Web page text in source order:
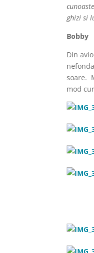
ghizi si
Bobby
Din
soare.
mod